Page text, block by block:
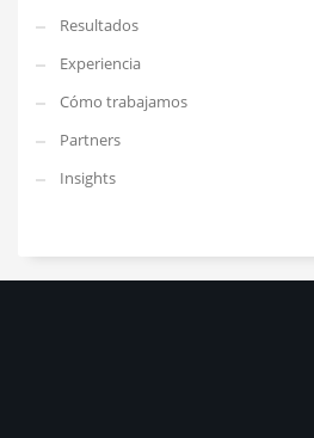
Resultados
Experiencia
Cómo trabajamos
Partners
Insights